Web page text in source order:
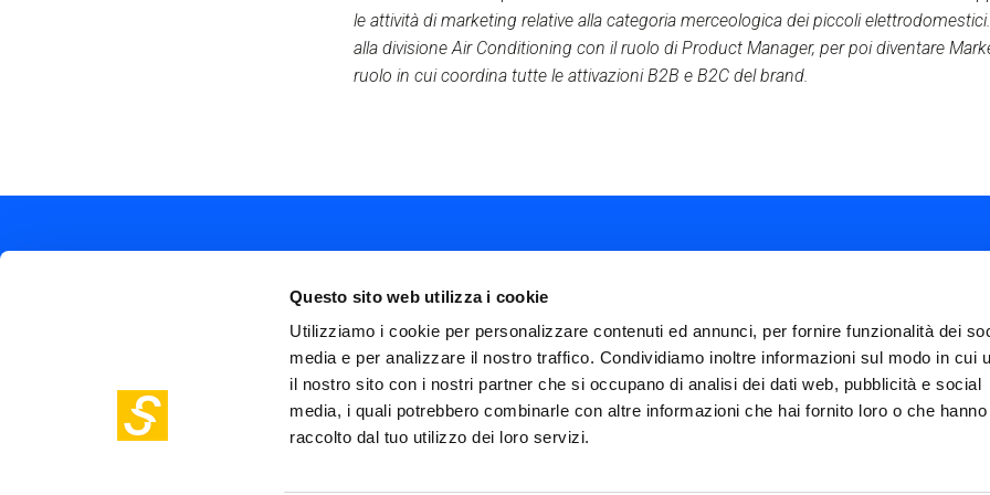
Questo sito web utilizza i cookie
Utilizziamo i cookie per personalizzare contenuti ed annunci, per fornire funzionalità dei
media e per analizzare il nostro traffico. Condividiamo inoltre informazioni sul modo in cui
il nostro sito con i nostri partner che si occupano di analisi dei dati web, pubblicità e social
media, i quali potrebbero combinarle con altre informazioni che hai fornito loro o che hanno
raccolto dal tuo utilizzo dei loro servizi.
le attività di marketing relative alla categoria merceologica dei piccoli elettrodomestici.
alla divisione Air Conditioning con il ruolo di Product Manager, per poi diventare
ruolo in cui coordina tutte le attivazioni B2B e B2C del brand.
info@steptothefuture.it
+39 02 33 020 088
Social
menu
Footer
policies
FAQ Termini e condizioni Privacy policy
Impostazioni cookies